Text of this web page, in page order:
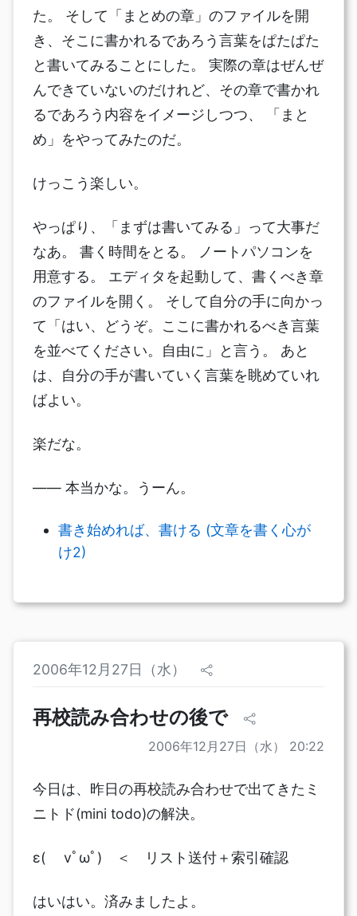
た。 そして「まとめの章」のファイルを開
き、そこに書かれるであろう言葉をぱたぱた
と書いてみることにした。 実際の章はぜんぜ
んできていないのだけれど、その章で書かれ
るであろう内容をイメージしつつ、 「まと
め」をやってみたのだ。
けっこう楽しい。
やっぱり、「まずは書いてみる」って大事だ
なあ。 書く時間をとる。 ノートパソコンを
用意する。 エディタを起動して、書くべき章
のファイルを開く。 そして自分の手に向かっ
て「はい、どうぞ。ここに書かれるべき言葉
を並べてください。自由に」と言う。 あと
は、自分の手が書いていく言葉を眺めていれ
ばよい。
楽だな。
―― 本当かな。うーん。
書き始めれば、書ける (文章を書く心が
け2)
2006年12月27日（水）
再校読み合わせの後で
2006年12月27日（水） 20:22
今日は、昨日の再校読み合わせで出てきたミ
ニトド(mini todo)の解決。
ε( vﾟωﾟ) ＜ リスト送付＋索引確認
はいはい。済みましたよ。